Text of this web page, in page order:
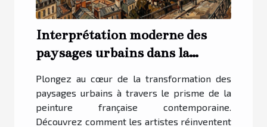
Interprétation moderne des
paysages urbains dans la
Plongez au cœur de la transformation des
paysages urbains à travers le prisme de la
peinture française contemporaine.
Découvrez comment les artistes réinventent